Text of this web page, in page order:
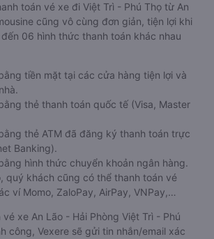
toán vé xe đi Việt Trì - Phú Thọ từ An
cũng vô cùng đơn giản, tiện lợi khi
06 hình thức thanh toán khác nhau
tiền mặt tại các cửa hàng tiện lợi và
thẻ thanh toán quốc tế (Visa, Master
thẻ ATM đã đăng ký thanh toán trực
Banking).
hình thức chuyển khoản ngân hàng.
quý khách cũng có thể thanh toán vé
ví Momo, ZaloPay, AirPay, VNPay,…
xe An Lão - Hải Phòng Việt Trì - Phú
công, Vexere sẽ gửi tin nhắn/email xác